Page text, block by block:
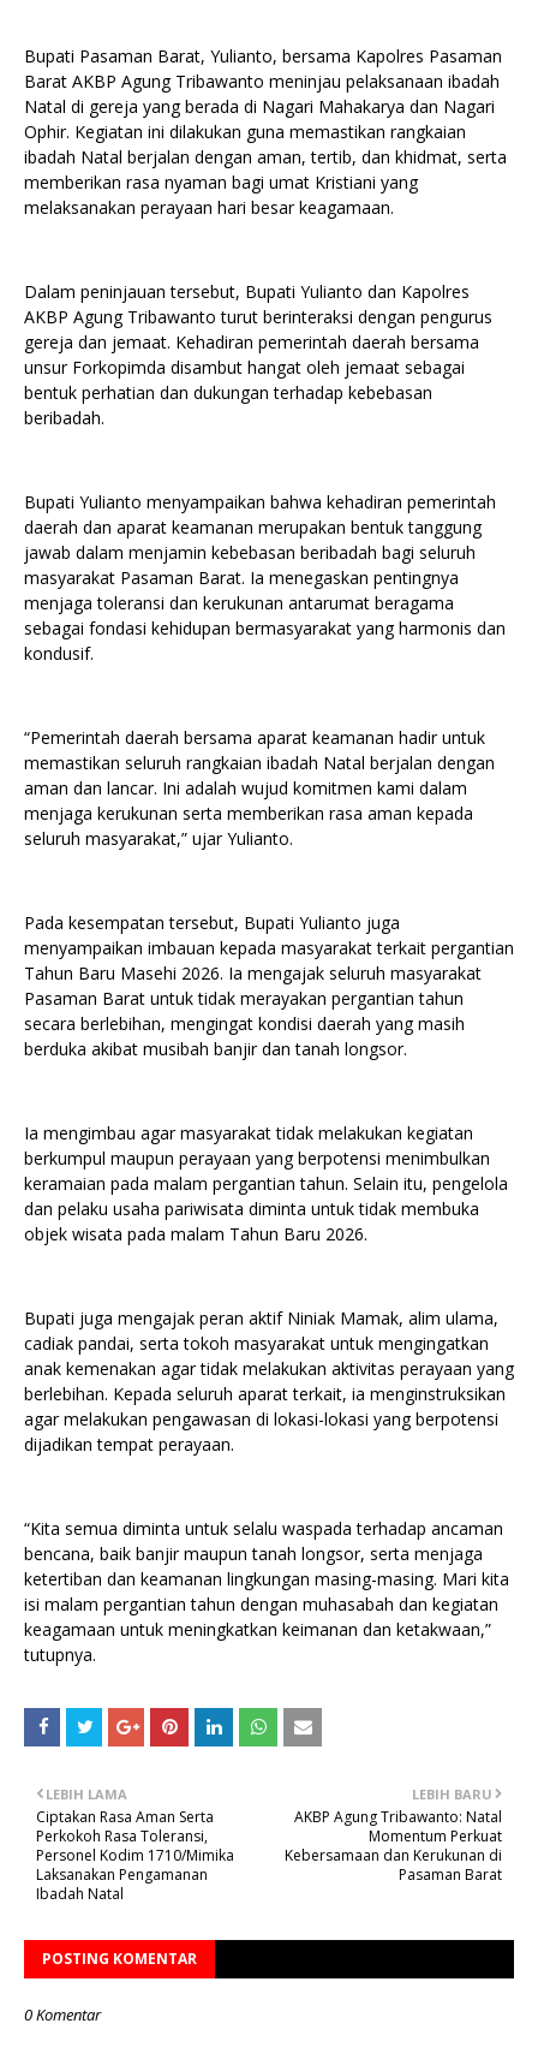
Bupati Pasaman Barat, Yulianto, bersama Kapolres Pasaman
Barat AKBP Agung Tribawanto meninjau pelaksanaan ibadah
Natal di gereja yang berada di Nagari Mahakarya dan Nagari
Ophir. Kegiatan ini dilakukan guna memastikan rangkaian
ibadah Natal berjalan dengan aman, tertib, dan khidmat, serta
memberikan rasa nyaman bagi umat Kristiani yang
melaksanakan perayaan hari besar keagamaan.
Dalam peninjauan tersebut, Bupati Yulianto dan Kapolres
AKBP Agung Tribawanto turut berinteraksi dengan pengurus
gereja dan jemaat. Kehadiran pemerintah daerah bersama
unsur Forkopimda disambut hangat oleh jemaat sebagai
bentuk perhatian dan dukungan terhadap kebebasan
beribadah.
Bupati Yulianto menyampaikan bahwa kehadiran pemerintah
daerah dan aparat keamanan merupakan bentuk tanggung
jawab dalam menjamin kebebasan beribadah bagi seluruh
masyarakat Pasaman Barat. Ia menegaskan pentingnya
menjaga toleransi dan kerukunan antarumat beragama
sebagai fondasi kehidupan bermasyarakat yang harmonis dan
kondusif.
“Pemerintah daerah bersama aparat keamanan hadir untuk
memastikan seluruh rangkaian ibadah Natal berjalan dengan
aman dan lancar. Ini adalah wujud komitmen kami dalam
menjaga kerukunan serta memberikan rasa aman kepada
seluruh masyarakat,” ujar Yulianto.
Pada kesempatan tersebut, Bupati Yulianto juga
menyampaikan imbauan kepada masyarakat terkait pergantian
Tahun Baru Masehi 2026. Ia mengajak seluruh masyarakat
Pasaman Barat untuk tidak merayakan pergantian tahun
secara berlebihan, mengingat kondisi daerah yang masih
berduka akibat musibah banjir dan tanah longsor.
Ia mengimbau agar masyarakat tidak melakukan kegiatan
berkumpul maupun perayaan yang berpotensi menimbulkan
keramaian pada malam pergantian tahun. Selain itu, pengelola
dan pelaku usaha pariwisata diminta untuk tidak membuka
objek wisata pada malam Tahun Baru 2026.
Bupati juga mengajak peran aktif Niniak Mamak, alim ulama,
cadiak pandai, serta tokoh masyarakat untuk mengingatkan
anak kemenakan agar tidak melakukan aktivitas perayaan yang
berlebihan. Kepada seluruh aparat terkait, ia menginstruksikan
agar melakukan pengawasan di lokasi-lokasi yang berpotensi
dijadikan tempat perayaan.
“Kita semua diminta untuk selalu waspada terhadap ancaman
bencana, baik banjir maupun tanah longsor, serta menjaga
ketertiban dan keamanan lingkungan masing-masing. Mari kita
isi malam pergantian tahun dengan muhasabah dan kegiatan
keagamaan untuk meningkatkan keimanan dan ketakwaan,”
tutupnya.
LEBIH BARU
AKBP Agung Tribawanto: Natal
Momentum Perkuat
Kebersamaan dan Kerukunan di
Pasaman Barat
LEBIH LAMA
Ciptakan Rasa Aman Serta
Perkokoh Rasa Toleransi,
Personel Kodim 1710/Mimika
Laksanakan Pengamanan
Ibadah Natal
POSTING KOMENTAR
0 Komentar